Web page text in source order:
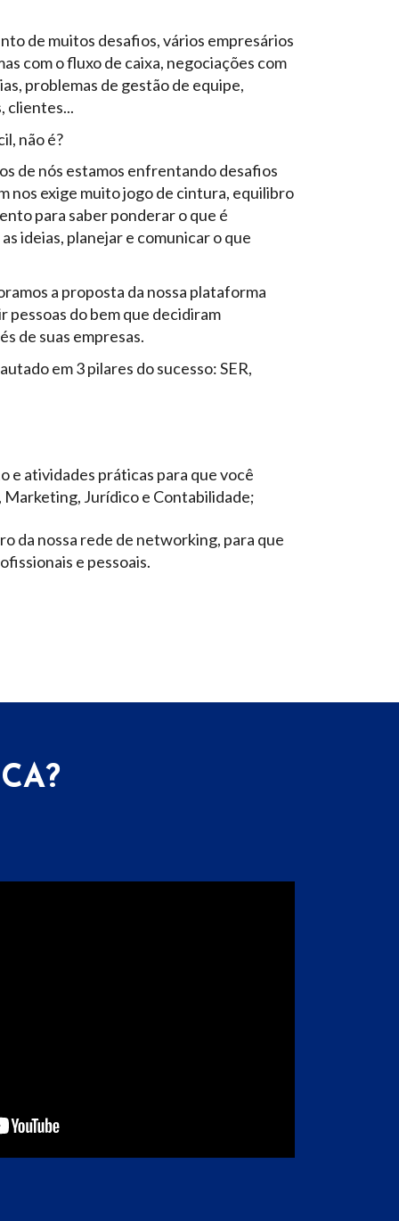
de muitos desafios, vários empresários
com o fluxo de caixa, negociações com
problemas de gestão de equipe,
clientes...
não é?
de nós estamos enfrentando desafios
nos exige muito jogo de cintura, equilibro
para saber ponderar o que é
ideias, planejar e comunicar o que
a proposta da nossa plataforma
pessoas do bem que decidiram
de suas empresas.
em 3 pilares do sucesso: SER,
e atividades práticas para que você
Marketing, Jurídico e Contabilidade;
da nossa rede de networking, para que
e pessoais.